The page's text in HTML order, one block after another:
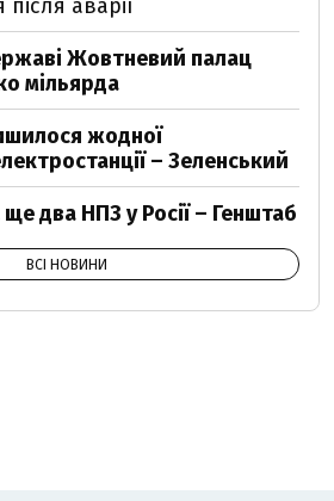
аварії
Жовтневий палац
мільярда
жодної
– Зеленський
два НПЗ у Росії – Генштаб
ВСІ НОВИНИ